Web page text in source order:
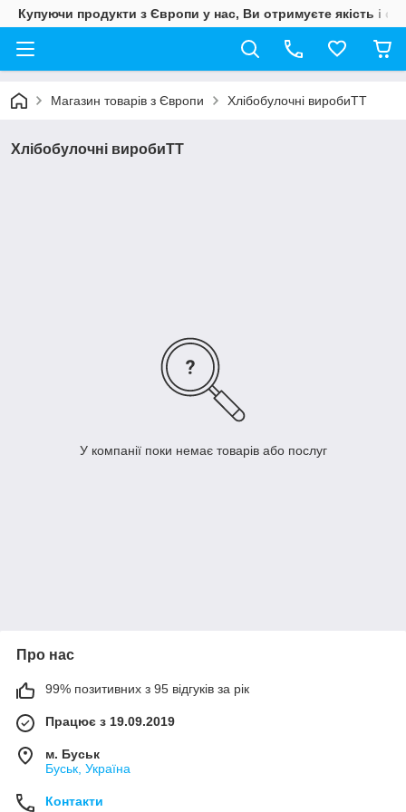
Купуючи продукти з Європи у нас, Ви отримуєте якість і
Магазин товарів з Європи Хлібобулочні виробиТТ
Хлібобулочні виробиТТ
У компанії поки немає товарів або послуг
Про нас
99% позитивних з 95 відгуків за рік
Працює з 19.09.2019
м. Буськ
Буськ, Україна
Контакти